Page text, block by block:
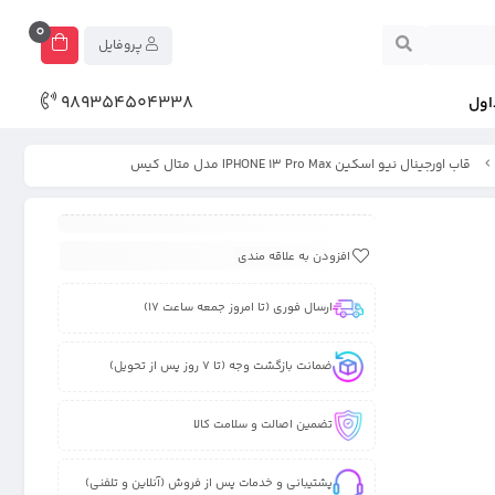
0
989354504338
قاب اورجینال نیو اسکین IPHONE 13 Pro Max مدل متال کیس
افزودن به علاقه مندی
ارسال فوری (تا امروز جمعه ساعت 17)
ضمانت بازگشت وجه (تا 7 روز پس از تحویل)
تضمین اصالت و سلامت کالا
پشتیبانی و خدمات پس از فروش (آنلاین و تلفنی)